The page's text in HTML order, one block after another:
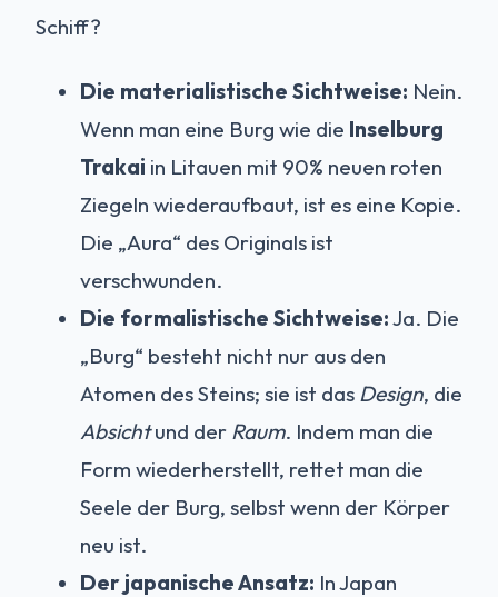
Schiff?
Die materialistische Sichtweise: Nein.
Wenn man eine Burg wie die Inselburg
Trakai in Litauen mit 90% neuen roten
Ziegeln wiederaufbaut, ist es eine Kopie.
Die „Aura“ des Originals ist
verschwunden.
Die formalistische Sichtweise:Ja. Die
„Burg“ besteht nicht nur aus den
Atomen des Steins; sie ist das Design, die
Absichtund der Raum. Indem man die
Form wiederherstellt, rettet man die
Seele der Burg, selbst wenn der Körper
neu ist.
Der japanische Ansatz: In Japan